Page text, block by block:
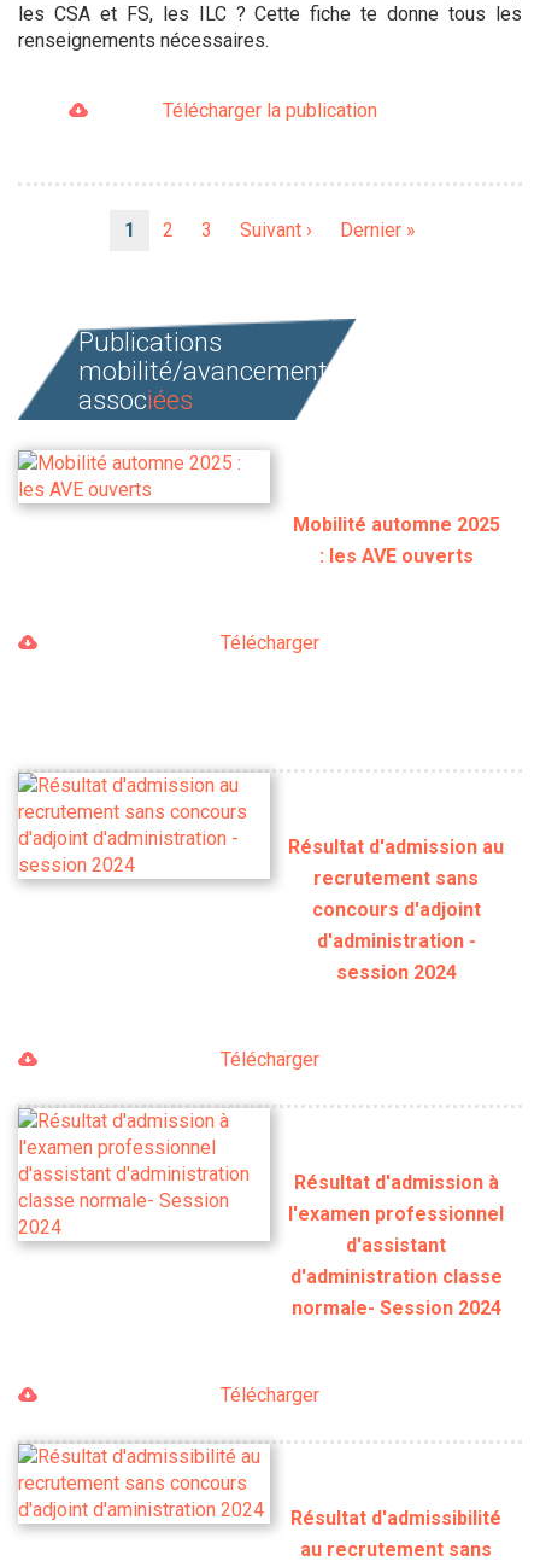
les CSA et FS, les ILC ? Cette fiche te donne tous les
renseignements nécessaires.
Télécharger la publication
Page
1 Page
2 Page
3
Page
Suivant ›
Dernière
Dernier »
Publications
mobilité/avancement
associées
Mobilité automne 2025
: les AVE ouverts
Télécharger
Résultat d'admission au
recrutement sans
concours d'adjoint
d'administration -
session 2024
Télécharger
Résultat d'admission à
l'examen professionnel
d'assistant
d'administration classe
normale- Session 2024
Télécharger
Résultat d'admissibilité
au recrutement sans